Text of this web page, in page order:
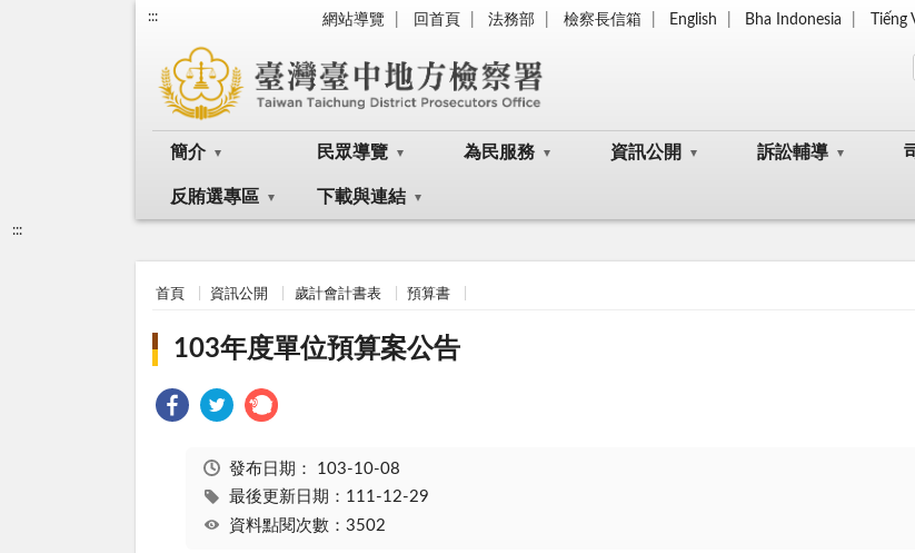
::: 網站導覽 回首頁 法務部 檢察長信箱 English Bha Indonesia Tiếng
簡介 民眾導覽 為民服務 資訊公開 訴訟輔導
反賄選專區 下載與連結
:::
首頁 資訊公開 歲計會計書表 預算書
103年度單位預算案公告
發布日期： 103-10-08
最後更新日期：111-12-29
資料點閱次數：3502